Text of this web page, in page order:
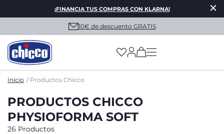
¡FINANCIA TUS COMPRAS CON KLARNA!
10€ de descuento GRATIS
(has more options
Inicio Productos Chicco
PRODUCTOS CHICCO
PHYSIOFORMA SOFT
26 Productos